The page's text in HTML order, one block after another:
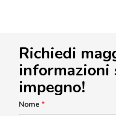
Richiedi
informazioni
impegno!
Nome *